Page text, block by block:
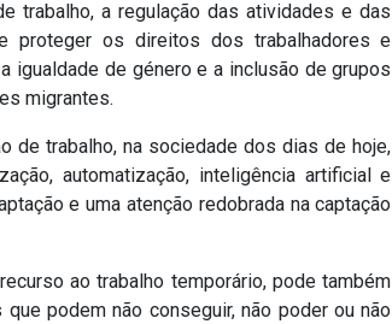
trabalho, a regulação das atividades e das
proteger os direitos dos trabalhadores e
igualdade de género e a inclusão de grupos
migrantes.
de trabalho, na sociedade dos dias de hoje,
automatização, inteligência artificial e
e uma atenção redobrada na captação
ao trabalho temporário, pode também
podem não conseguir, não poder ou não